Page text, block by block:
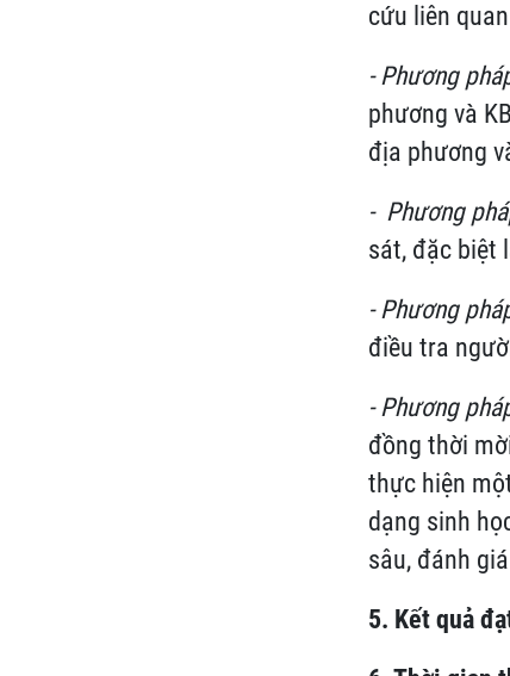
cứu liên quan
- Phương
phương và
địa phương
- Phương
sát, đặc biệt
- Phương
điều tra
- Phương
đồng thời
thực hiện
dạng sinh
sâu, đánh
5. Kết quả